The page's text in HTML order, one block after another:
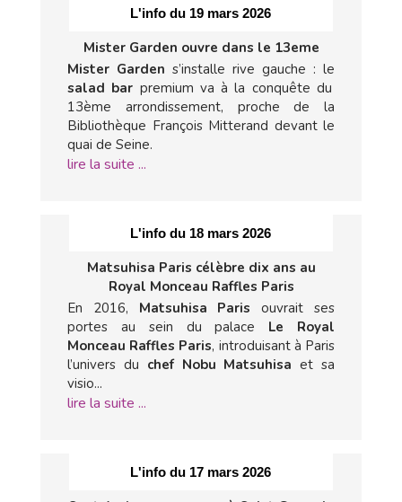
L'info du 19 mars 2026
Mister Garden ouvre dans le 13eme
Mister Garden s’installe rive gauche : le
salad bar premium va à la conquête du
13ème arrondissement, proche de la
Bibliothèque François Mitterand devant le
quai de Seine.
lire la suite ...
L'info du 18 mars 2026
Matsuhisa Paris célèbre dix ans au
Royal Monceau Raffles Paris
En 2016, Matsuhisa Parisouvrait ses
portes au sein du palace Le Royal
Monceau Raffles Paris, introduisant à Paris
l’univers du chef Nobu Matsuhisaet sa
visio...
lire la suite ...
L'info du 17 mars 2026